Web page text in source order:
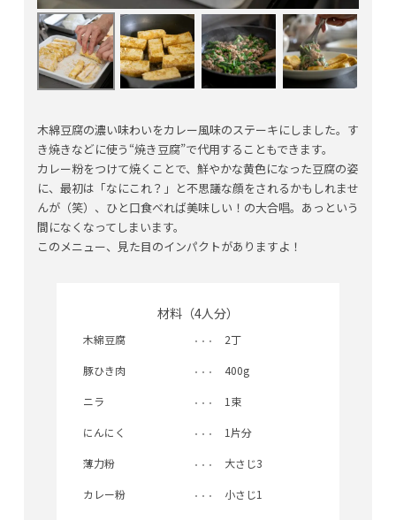
木綿豆腐の濃い味わいをカレー風味のステーキにしました。す
き焼きなどに使う“焼き豆腐”で代用することもできます。
カレー粉をつけて焼くことで、鮮やかな黄色になった豆腐の姿
に、最初は「なにこれ？」と不思議な顔をされるかもしれませ
んが（笑）、ひと口食べれば美味しい！の大合唱。あっという
間になくなってしまいます。
このメニュー、見た目のインパクトがありますよ！
材料（4人分）
木綿豆腐 2丁
豚ひき肉 400g
ニラ 1束
にんにく 1片分
薄力粉 大さじ3
カレー粉 小さじ1